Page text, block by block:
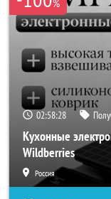
%
02:58:27
Кухонные
Wildberries
Россия